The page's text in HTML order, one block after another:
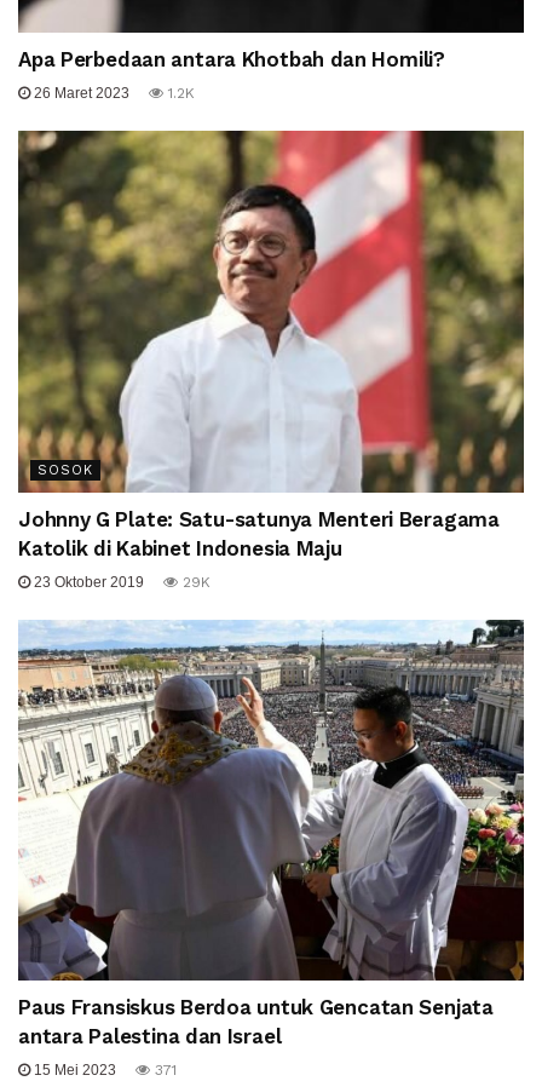
Apa Perbedaan antara Khotbah dan Homili?
26 Maret 2023 1.2K
SOSOK
Johnny G Plate: Satu-satunya Menteri Beragama
Katolik di Kabinet Indonesia Maju
23 Oktober 2019 29K
Paus Fransiskus Berdoa untuk Gencatan Senjata
antara Palestina dan Israel
15 Mei 2023 371